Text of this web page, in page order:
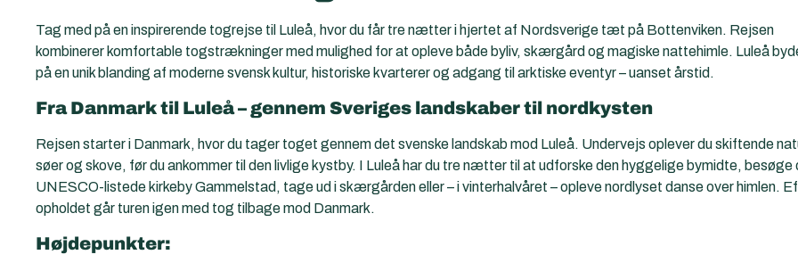
Tag med på en inspirerende togrejse til Luleå, hvor du får tre nætter i hjertet af Nordsverige tæt på Bottenviken. Rejsen
kombinerer komfortable togstrækninger med mulighed for at opleve både byliv, skærgård og magiske nattehimle. Luleå
på en unik blanding af moderne svensk kultur, historiske kvarterer og adgang til arktiske eventyr – uanset årstid.
Fra Danmark til Luleå – gennem Sveriges landskaber til nordkysten
Rejsen starter i Danmark, hvor du tager toget gennem det svenske landskab mod Luleå. Undervejs oplever du skiftende
søer og skove, før du ankommer til den livlige kystby. I Luleå har du tre nætter til at udforske den hyggelige bymidte, besøge
UNESCO-listede kirkeby Gammelstad, tage ud i skærgården eller – i vinterhalvåret – opleve nordlyset danse over himlen.
opholdet går turen igen med tog tilbage mod Danmark.
Højdepunkter: